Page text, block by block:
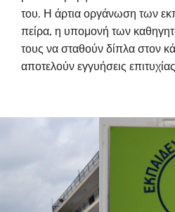
του. Η άρτια οργάνωση των
πείρα, η υπομονή των
τους να σταθούν δίπλα στον
αποτελούν εγγυήσεις